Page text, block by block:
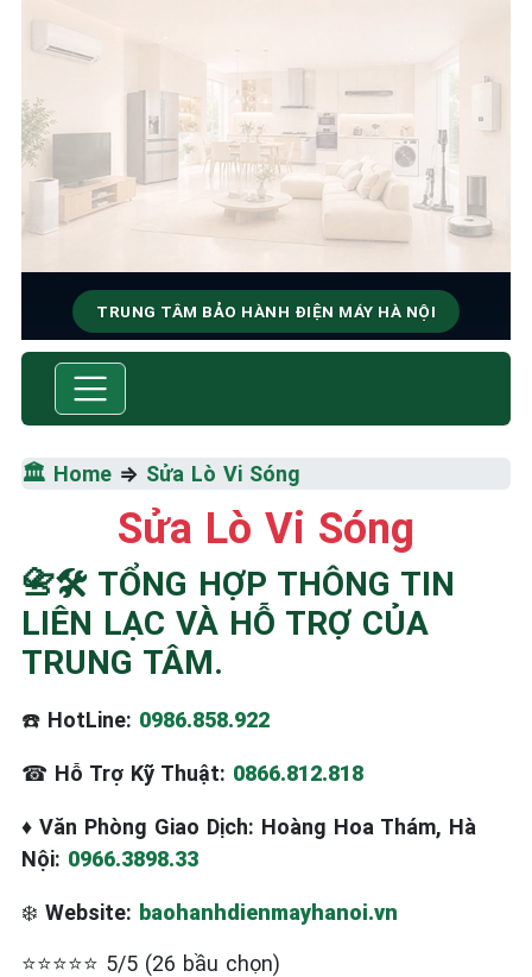
TRUNG TÂM BẢO HÀNH ĐIỆN MÁY HÀ NỘI
SỬA CHỮA & BẢO HÀNH
Tốc Độ Tối Đa • Chất Lượng Tối Ưu • Chi Phí Tối
☎️ 09.86.85.89.22
🏛️ Home ⇒ Sửa Lò Vi Sóng
Sửa Lò Vi Sóng
📇🛠️ TỔNG HỢP THÔNG TIN
LIÊN LẠC VÀ HỖ TRỢ CỦA
TRUNG TÂM.
☎️ HotLine: 0986.858.922
☎ Hỗ Trợ Kỹ Thuật: 0866.812.818
♦ Văn Phòng Giao Dịch: Hoàng Hoa Thám, Hà
Nội: 0966.3898.33
❄️ Website: baohanhdienmayhanoi.vn
⭐⭐⭐⭐⭐ 5/5 (26 bầu chọn)